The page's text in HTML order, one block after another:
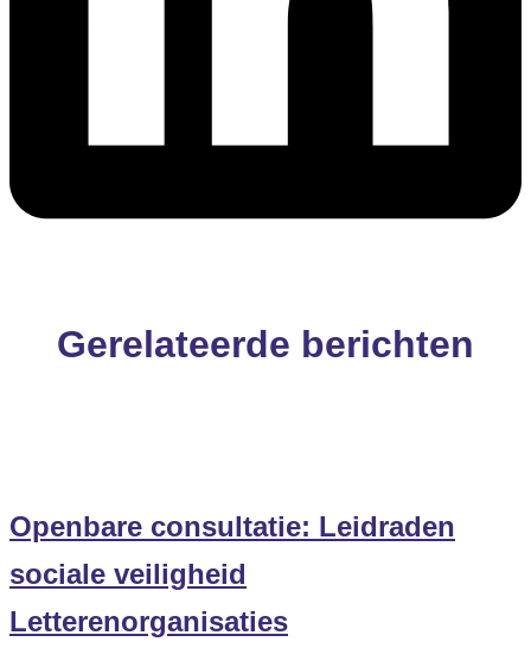
Gerelateerde berichten
Openbare consultatie: Leidraden
sociale veiligheid
Letterenorganisaties